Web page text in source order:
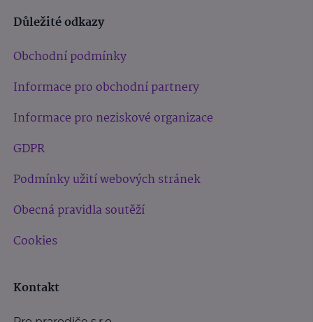
Důležité odkazy
Obchodní podmínky
Informace pro obchodní partnery
Informace pro neziskové organizace
GDPR
Podmínky užití webových stránek
Obecná pravidla soutěží
Cookies
Kontakt